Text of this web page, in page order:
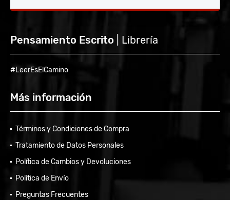
Pensamiento Escrito | Librería
#LeerEsElCamino
Más información
Términos y Condiciones de Compra
Tratamiento de Datos Personales
Política de Cambios y Devoluciones
Política de Envío
Preguntas Frecuentes